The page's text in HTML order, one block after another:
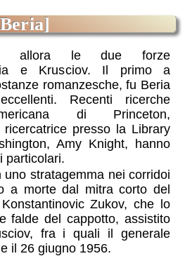
allora le due forze
e Krusciov. Il primo a
romanzesche, fu Beria
Recenti ricerche
di Princeton,
ricercatrice presso la Library
Amy Knight, hanno
particolari.
stratagemma nei corridoi
a morte dal mitra corto del
Zukov, che lo
falde del cappotto, assistito
fra i quali il generale
il 26 giugno 1956.